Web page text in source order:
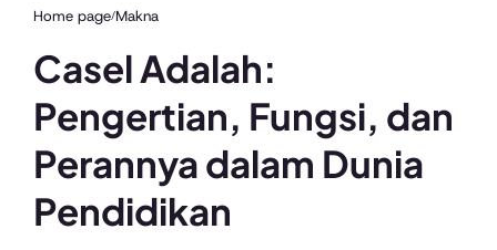
Home page/Makna
Casel Adalah:
Pengertian, Fungsi, dan
Perannya dalam Dunia
Pendidikan